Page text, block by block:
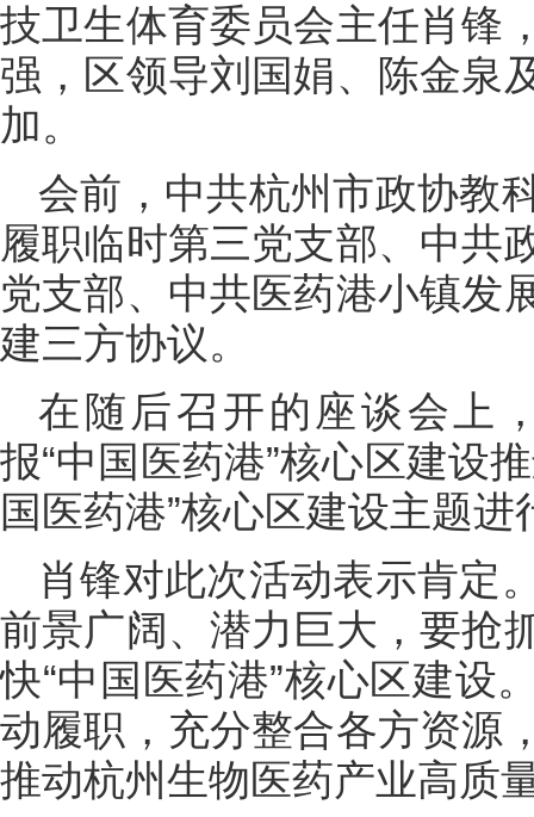
技卫生体育委员会主任肖锋
强，区领导刘国娟、陈金泉
加。
会前，中共杭州市政协教
履职临时第三党支部、中共
党支部、中共医药港小镇发
建三方协议。
在随后召开的座谈会上
报“中国医药港”核心区建设
国医药港”核心区建设主题进
肖锋对此次活动表示肯定
前景广阔、潜力巨大，要抢
快“中国医药港”核心区建设
动履职，充分整合各方资源
推动杭州生物医药产业高质